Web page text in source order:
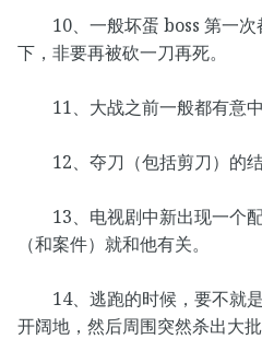
10、一般坏蛋 boss 第一次
下，非要再被砍一刀再死。
11、大战之前一般都有意中
12、夺刀（包括剪刀）的结
13、电视剧中新出现一个配
（和案件）就和他有关。
14、逃跑的时候，要不就是
开阔地，然后周围突然杀出大批